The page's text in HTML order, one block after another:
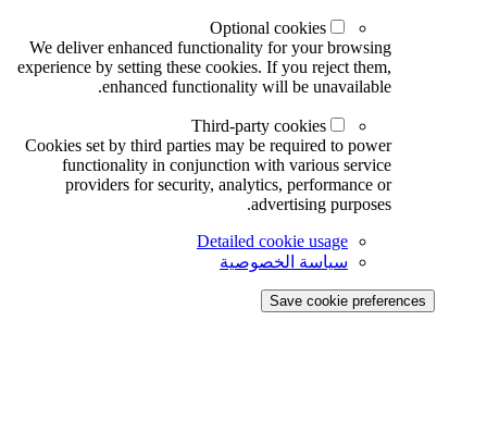
Optional cookies
We deliver enhanced functionality for your browsing
experience by setting these cookies. If you reject them,
enhanced functionality will be unavailable.
Third-party cookies
Cookies set by third parties may be required to power
functionality in conjunction with various service
providers for security, analytics, performance or
advertising purposes.
Detailed cookie usage
سياسة الخصوصية
Save cookie preferences